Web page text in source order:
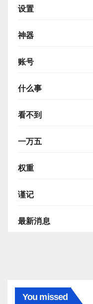
设置
神器
账号
什么事
看不到
一万五
权重
谨记
最新消息
You missed